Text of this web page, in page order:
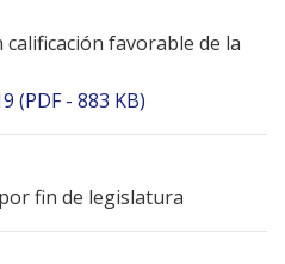
calificación favorable de la
(PDF - 883 KB)
fin de legislatura